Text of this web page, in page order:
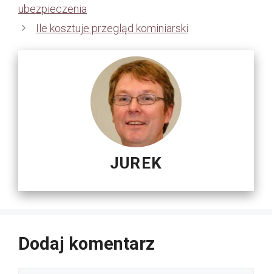
ubezpieczenia
Ile kosztuje przegląd kominiarski
JUREK
Dodaj komentarz